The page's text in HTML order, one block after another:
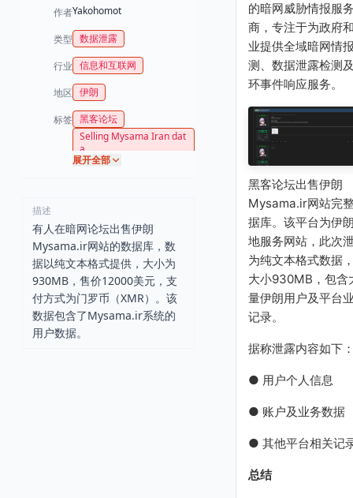
作者Yakohomot
类型 数据泄露
行业 信息和互联网
地区 伊朗
标签 黑客论坛
Selling Mysama Iran dat
a
展开全部
描述
有人在暗网论坛出售伊朗
Mysama.ir网站的数据库，数
据以纯文本格式提供，大小为
930MB，售价12000美元，支
付方式为门罗币（XMR）。该
数据包含了Mysama.ir系统的
用户数据。
的暗网威胁情报服
商，专注于为政府
业提供全域暗网情
测、数据泄露检测
环事件响应服务。
黑客论坛出售伊朗
Mysama.ir网站完
据库。该平台为伊
地服务网站，此次
为纯文本格式数据
大小930MB，包含
量伊朗用户及平台
记录。
据称泄露内容如下
● 用户个人信息
● 账户及业务数据
● 其他平台相关记
总结